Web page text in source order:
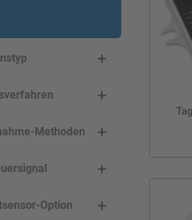
Methoden
Option